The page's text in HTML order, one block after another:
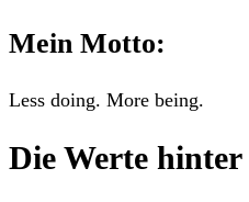
Mein Motto:
Less doing. More being.
Die Werte